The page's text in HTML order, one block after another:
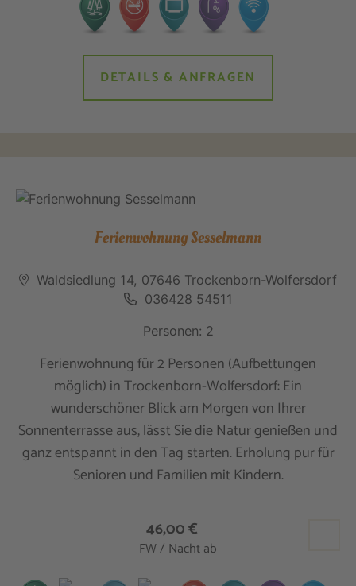
DETAILS & ANFRAGEN
Ferienwohnung Sesselmann
Waldsiedlung 14, 07646 Trockenborn-Wolfersdorf
036428 54511
Personen: 2
Ferienwohnung für 2 Personen (Aufbettungen
möglich) in Trockenborn-Wolfersdorf: Ein
wunderschöner Blick am Morgen von Ihrer
Sonnenterrasse aus, lässt Sie die Natur genießen und
ganz entspannt in den Tag starten. Erholung pur für
Senioren und Familien mit Kindern.
46,00 €
FW / Nacht ab